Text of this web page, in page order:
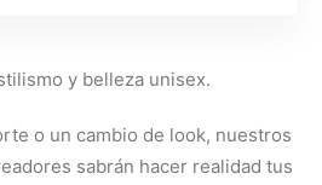
y belleza unisex.
o un cambio de look, nuestros
sabrán hacer realidad tus